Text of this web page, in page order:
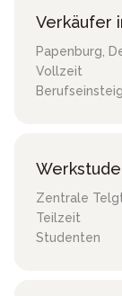
Verkäufer
Papenburg,
Vollzeit
Zentrale
Teilzeit
Studenten